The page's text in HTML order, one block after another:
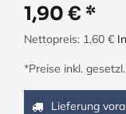
1,90 €
Nettopreis: 1,60 €
*Preise inkl.
Lieferung